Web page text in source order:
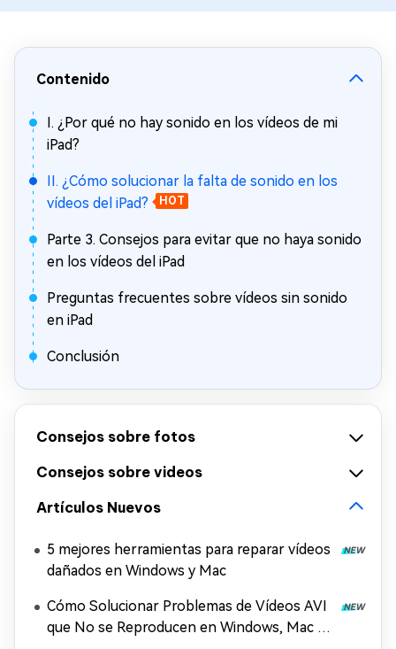
Contenido
I. ¿Por qué no hay sonido en los vídeos de mi
iPad?
II. ¿Cómo solucionar la falta de sonido en los
vídeos del iPad?
HOT
Parte 3. Consejos para evitar que no haya sonido
en los vídeos del iPad
Preguntas frecuentes sobre vídeos sin sonido
en iPad
Conclusión
Consejos sobre fotos
Consejos sobre videos
Artículos Nuevos
5 mejores herramientas para reparar vídeos
dañados en Windows y Mac
Cómo Solucionar Problemas de Vídeos AVI
que No se Reproducen en Windows, Mac y